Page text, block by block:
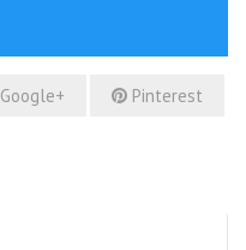
Google+ Pinterest